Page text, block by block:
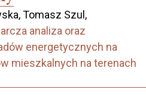
Tomasz Szul,
analiza oraz
energetycznych na
mieszkalnych na terenach